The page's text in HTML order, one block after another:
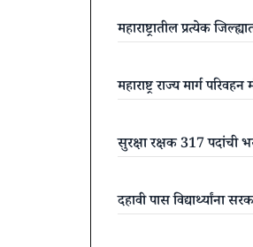
महाराष्ट्रातील प्रत्येक
महाराष्ट्र राज्य मार्ग
सुरक्षा रक्षक 317
दहावी पास